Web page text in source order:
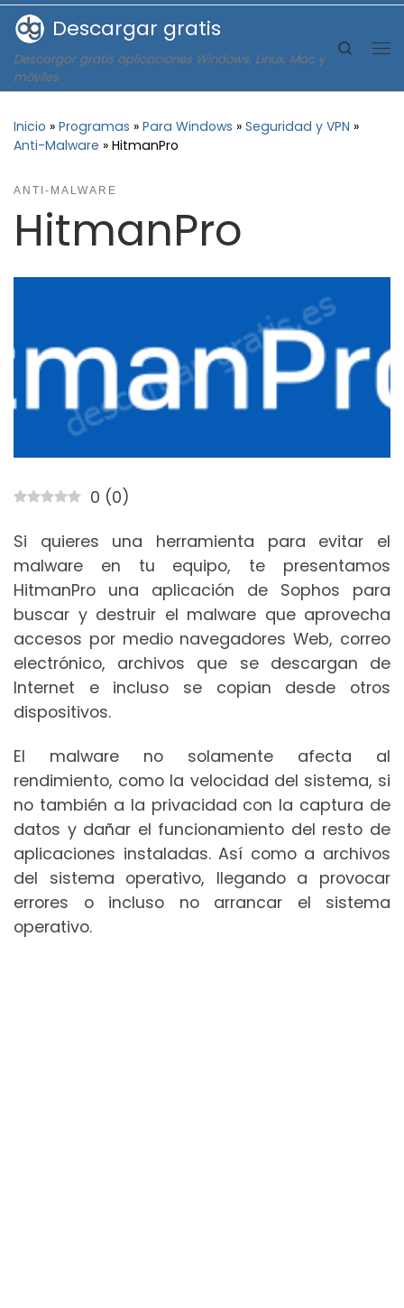
Saltar al contenido
Descargar gratis
Descargar gratis aplicaciones Windows, Linux, Mac y
móviles
Search
Inicio » Programas » Para Windows » Seguridad y VPN »
Anti-Malware » HitmanPro
ANTI-MALWARE
HitmanPro
0 (0)
Si quieres una herramienta para evitar el
malware en tu equipo, te presentamos
HitmanPro una aplicación de Sophos para
buscar y destruir el malware que aprovecha
accesos por medio navegadores Web, correo
electrónico, archivos que se descargan de
Internet e incluso se copian desde otros
dispositivos.
El malware no solamente afecta al
rendimiento, como la velocidad del sistema, si
no también a la privacidad con la captura de
datos y dañar el funcionamiento del resto de
aplicaciones instaladas. Así como a archivos
del sistema operativo, llegando a provocar
errores o incluso no arrancar el sistema
operativo.